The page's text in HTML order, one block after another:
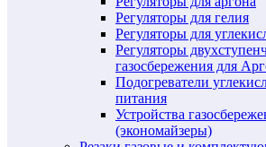
Регуляторы для гелия
Регуляторы для
Регуляторы
газосбережения для
Подогреватели
питания
Устройства
(экономайзеры)